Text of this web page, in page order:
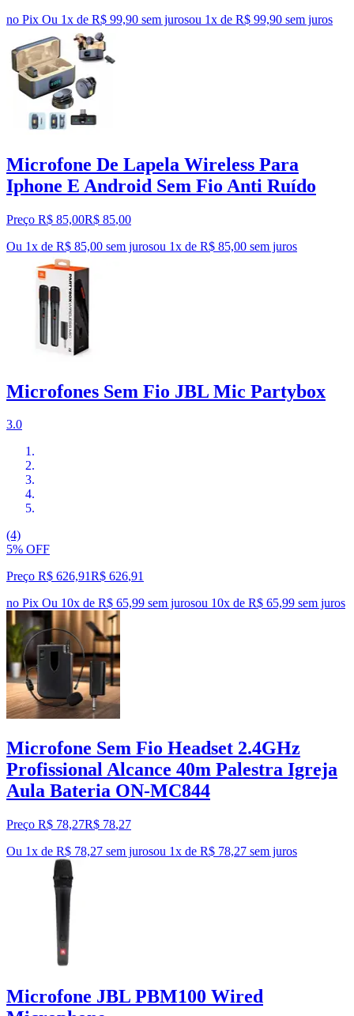
no Pix Ou 1x de R$ 99,90 sem jurosou 1x de R$ 99,90 sem juros
Microfone De Lapela Wireless Para
Iphone E Android Sem Fio Anti Ruído
Preço R$ 85,00R$ 85,00
Ou 1x de R$ 85,00 sem jurosou 1x de R$ 85,00 sem juros
Microfones Sem Fio JBL Mic Partybox
3.0
(4)
5% OFF
Preço R$ 626,91R$ 626,91
no Pix Ou 10x de R$ 65,99 sem jurosou 10x de R$ 65,99 sem juros
Microfone Sem Fio Headset 2.4GHz
Profissional Alcance 40m Palestra Igreja
Aula Bateria ON-MC844
Preço R$ 78,27R$ 78,27
Ou 1x de R$ 78,27 sem jurosou 1x de R$ 78,27 sem juros
Microfone JBL PBM100 Wired